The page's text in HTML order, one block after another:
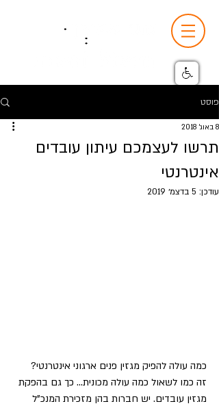
פוסט
תרשו לעצמכם עיתון עובדים
אינטרנטי
8 באוג׳ 2018
עודכן: 5 בדצמ׳ 2019
כמה עולה להפיק מגזין פנים ארגוני אינטרנטי?
זה כמו לשאול כמה עולה מכונית... כך גם בהפקת
מגזין עובדים. יש חברות בהן מזכירת המנכ"ל